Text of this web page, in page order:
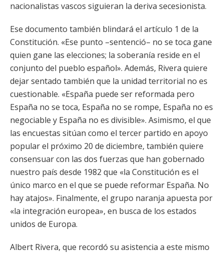
nacionalistas vascos siguieran la deriva secesionista.
Ese documento también blindará el artículo 1 de la
Constitución. «Ese punto –sentenció– no se toca gane
quien gane las elecciones; la soberanía reside en el
conjunto del pueblo español». Además, Rivera quiere
dejar sentado también que la unidad territorial no es
cuestionable. «España puede ser reformada pero
España no se toca, España no se rompe, España no es
negociable y España no es divisible». Asimismo, el que
las encuestas sitúan como el tercer partido en apoyo
popular el próximo 20 de diciembre, también quiere
consensuar con las dos fuerzas que han gobernado
nuestro país desde 1982 que «la Constitución es el
único marco en el que se puede reformar España. No
hay atajos». Finalmente, el grupo naranja apuesta por
«la integración europea», en busca de los estados
unidos de Europa.
Albert Rivera, que recordó su asistencia a este mismo